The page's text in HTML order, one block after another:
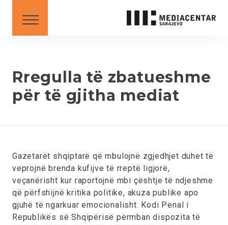
Rregulla të zbatueshme
për të gjitha mediat
Gazetarët shqiptarë që mbulojnë zgjedhjet duhet të
veprojnë brenda kufijve të rreptë ligjorë,
veçanërisht kur raportojnë mbi çështje të ndjeshme
që përfshijnë kritika politike, akuza publike apo
gjuhë të ngarkuar emocionalisht. Kodi Penal i
Republikës së Shqipërisë përmban dispozita të